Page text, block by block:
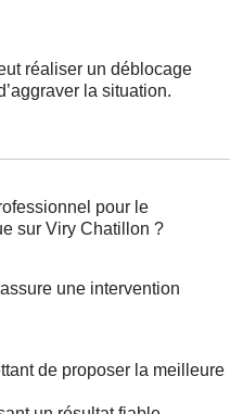
réaliser un déblocage
la situation.
pour le
sur Viry Chatillon ?
une intervention
de proposer la meilleure